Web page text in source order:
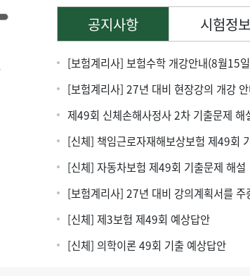
공지사항 시험정보
[보험계리사] 보험수학 개강안내(8월15
[보험계리사] 27년 대비 현장강의 개강
제49회 신체손해사정사 2차 기출문제 해
[신체] 책임근로자재해보상보험 제49회
[신체] 자동차보험 제49회 기출문제 해설
[보험계리사] 27년 대비 강의계획서를 주
[신체] 제3보험 제49회 예상답안
[신체] 의학이론 49회 기출 예상답안